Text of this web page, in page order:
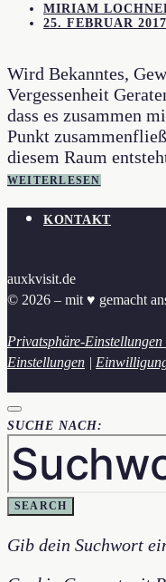
MIRIAM
25. FEBRUAR 2017
Wird Bekanntes,
Vergessenheit
dass es zusammen
Punkt
diesem Raum
WEITERLESEN
KONTAKT
auxkvisit.de
© 2026 – mit ♥︎ gemacht
Privatsphäre-Einstellungen
Einstellungen |
SUCHE NACH:
SEARCH
Gib dein Suchwort